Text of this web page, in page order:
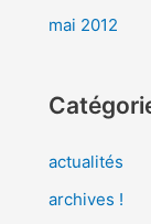
mai 2012
actualités
archives !